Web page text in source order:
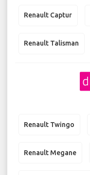
Renault Captur
Renault Talisman
Renault Twingo
Renault Megane